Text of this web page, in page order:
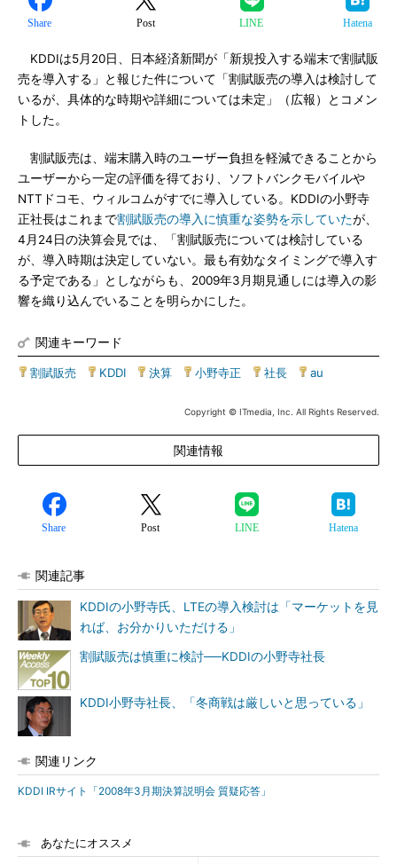
Share Post LINE Hatena
KDDIは5月20日、日本経済新聞が「新規投入する端末で割賦販
売を導入する」と報じた件について「割賦販売の導入は検討して
いるが、具体的な時期や詳細については未定」（広報）とコメン
トした。
割賦販売は、端末購入時のユーザー負担を軽減できることから
ユーザーから一定の評価を得ており、ソフトバンクモバイルや
NTTドコモ、ウィルコムがすでに導入している。KDDIの小野寺
正社長はこれまで割賦販売の導入に慎重な姿勢を示していたが、
4月24日の決算会見では、「割賦販売については検討している
が、導入時期は決定していない。最も有効なタイミングで導入す
る予定である」としながらも、2009年3月期見通しには導入の影
響を織り込んでいることを明らかにした。
関連キーワード
割賦販売 KDDI 決算 小野寺正 社長 au
Copyright © ITmedia, Inc. All Rights Reserved.
関連情報
Share Post LINE Hatena
関連記事
KDDIの小野寺氏、LTEの導入検討は「マーケットを見
れば、お分かりいただける」
割賦販売は慎重に検討──KDDIの小野寺社長
KDDI小野寺社長、「冬商戦は厳しいと思っている」
関連リンク
KDDI IRサイト「2008年3月期決算説明会 質疑応答」
あなたにオススメ